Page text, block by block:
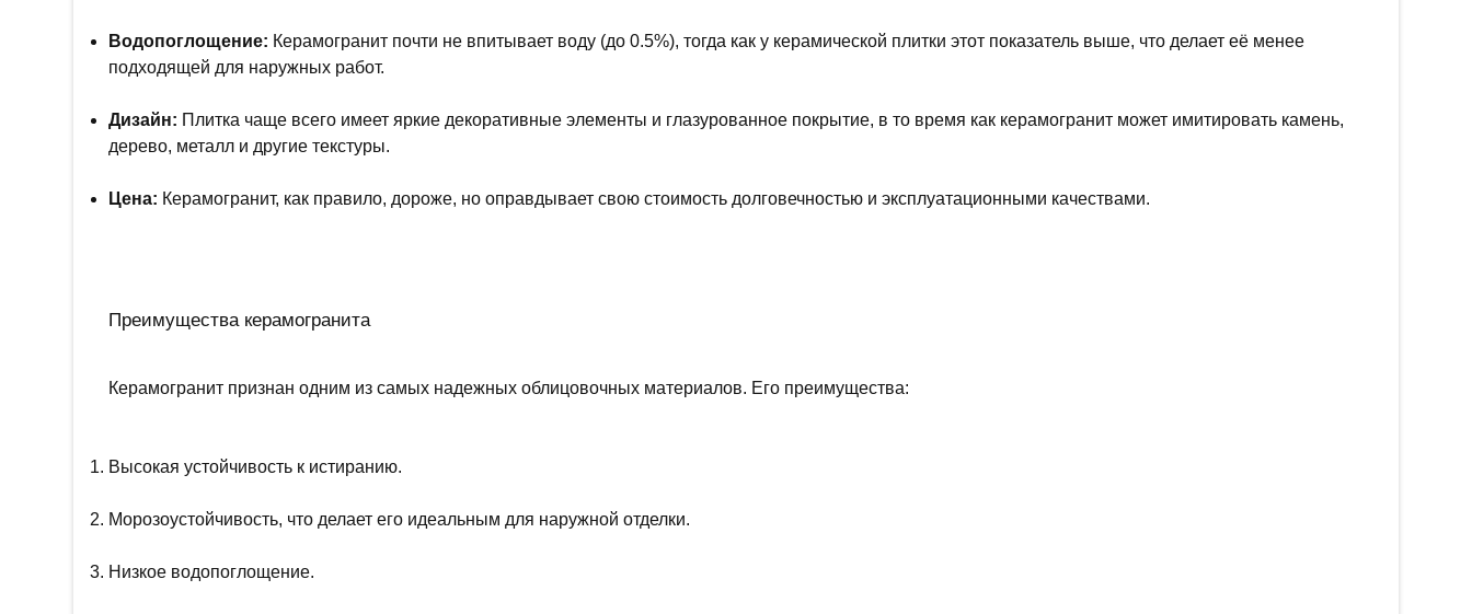
Водопоглощение: Керамогранит почти не впитывает воду (до 0.5%), тогда как у керамической плитки этот показатель выше, что делает её менее
подходящей для наружных работ.
Дизайн: Плитка чаще всего имеет яркие декоративные элементы и глазурованное покрытие, в то время как керамогранит может имитировать камень,
дерево, металл и другие текстуры.
Цена: Керамогранит, как правило, дороже, но оправдывает свою стоимость долговечностью и эксплуатационными качествами.
Преимущества керамогранита
Керамогранит признан одним из самых надежных облицовочных материалов. Его преимущества:
Высокая устойчивость к истиранию.
Морозоустойчивость, что делает его идеальным для наружной отделки.
Низкое водопоглощение.